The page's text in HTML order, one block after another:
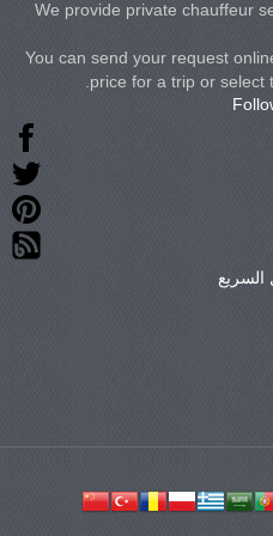
We provide private chauffeur
You can send your request
price for a trip or select
السريع